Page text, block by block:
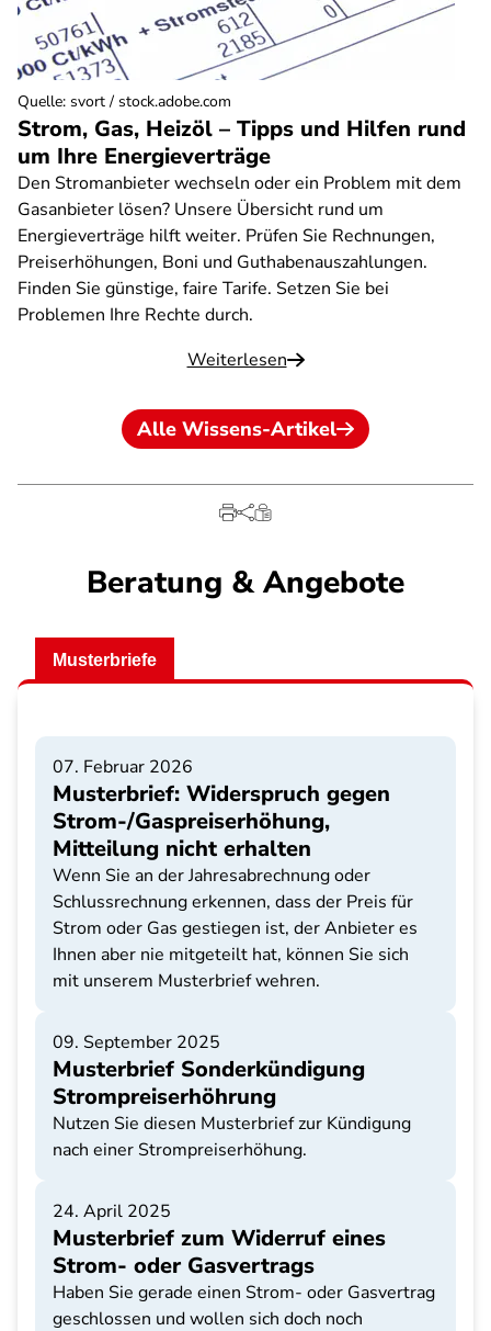
Strom, Gas, Heizöl – Tipps und Hilfen rund
um Ihre Energieverträge
Den Stromanbieter wechseln oder ein Problem mit dem
Gasanbieter lösen? Unsere Übersicht rund um
Energieverträge hilft weiter. Prüfen Sie Rechnungen,
Preiserhöhungen, Boni und Guthabenauszahlungen.
Finden Sie günstige, faire Tarife. Setzen Sie bei
Problemen Ihre Rechte durch.
Weiterlesen
Quelle: svort / stock.adobe.com
Alle Wissens-Artikel
Beratung & Angebote
Musterbriefe
07. Februar 2026
Musterbrief: Widerspruch gegen
Strom-/Gaspreiserhöhung,
Mitteilung nicht erhalten
Wenn Sie an der Jahresabrechnung oder
Schlussrechnung erkennen, dass der Preis für
Strom oder Gas gestiegen ist, der Anbieter es
Ihnen aber nie mitgeteilt hat, können Sie sich
mit unserem Musterbrief wehren.
09. September 2025
Musterbrief Sonderkündigung
Strompreiserhöhrung
Nutzen Sie diesen Musterbrief zur Kündigung
nach einer Strompreiserhöhung.
24. April 2025
Musterbrief zum Widerruf eines
Strom- oder Gasvertrags
Haben Sie gerade einen Strom- oder Gasvertrag
geschlossen und wollen sich doch noch